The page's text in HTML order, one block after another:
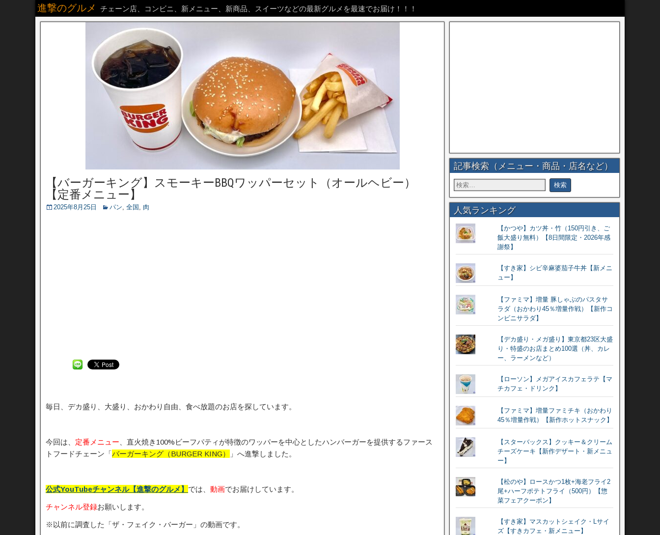
進撃のグルメ チェーン店、コンビニ、新メニュー、新商品、スイーツなどの最新グルメを最速でお届け！！！
【バーガーキング】スモーキーBBQワッパーセット（オールヘビー）
【定番メニュー】
2025年8月25日 パン, 全国 , 肉
毎日、デカ盛り、大盛り、おかわり自由、食べ放題のお店を探しています。
今回は、 定番メニュ ー 、直火焼き100%ビーフパティが特徴のワッパーを中心としたハンバーガーを提供するファース
トフードチェーン「バーガーキング（BURGER KING） 」へ進撃しました。
公式YouTubeチャンネル【進撃のグルメ】 では、 動画でお届けしています。
チャンネル登録お願いします。
※以前に調査した「ザ・フェイク・バーガー」の動画です。
記事検索（メニュー・商品・店名など）
人気ランキング
【かつや】カツ丼・竹（150円引き、ご
飯大盛り無料）【8日間限定・2026年感
謝祭】
【すき家】シビ辛麻婆茄子牛丼【新メニ
ュー】
【ファミマ】増量 豚しゃぶのパスタサ
ラダ（おかわり45％増量作戦）【新作コ
ンビニサラダ】
【デカ盛り・メガ盛り】東京都23区大盛
り・特盛のお店まとめ100選（丼、カレ
ー、ラーメンなど）
【ローソン】メガアイスカフェラテ【マ
チカフェ・ドリンク】
【ファミマ】増量ファミチキ（おかわり
45％増量作戦）【新作ホットスナック】
【スターバックス】クッキー＆クリーム
チーズケーキ【新作デザート・新メニュ
ー】
【松のや】ロースかつ1枚+海老フライ2
尾+ハーフポテトフライ（500円）【惣
菜フェアクーポン】
【すき家】マスカットシェイク・Lサイ
ズ【すきカフェ・新メニュー】